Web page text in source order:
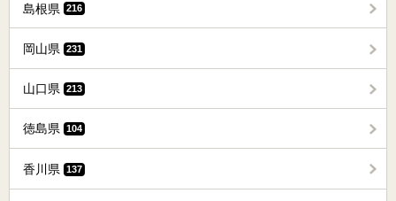
島根県 216
岡山県 231
山口県 213
徳島県 104
香川県 137